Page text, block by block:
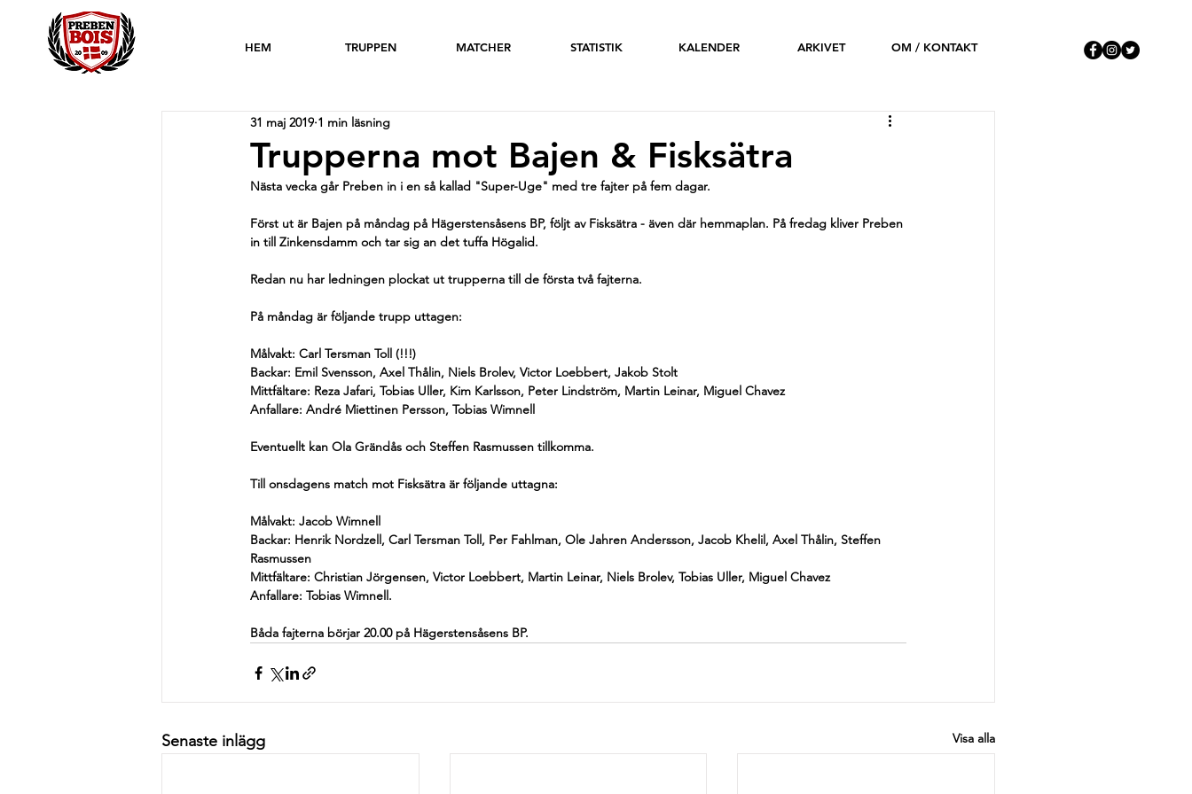
HEM TRUPPEN MATCHER STATISTIK KALENDER ARKIVET OM / KONTAKT
Trupperna mot Bajen & Fisksätra
31 maj 2019 1 min läsning
Nästa vecka går Preben in i en så kallad "Super-Uge" med tre fajter på fem dagar.
Först ut är Bajen på måndag på Hägerstensåsens BP, följt av Fisksätra - även där hemmaplan. På fredag kliver Preben
in till Zinkensdamm och tar sig an det tuffa Högalid.
Redan nu har ledningen plockat ut trupperna till de första två fajterna.
På måndag är följande trupp uttagen:
Målvakt: Carl Tersman Toll (!!!)
Backar: Emil Svensson, Axel Thålin, Niels Brolev, Victor Loebbert, Jakob Stolt
Mittfältare: Reza Jafari, Tobias Uller, Kim Karlsson, Peter Lindström, Martin Leinar, Miguel Chavez
Anfallare: André Miettinen Persson, Tobias Wimnell
Eventuellt kan Ola Grändås och Steffen Rasmussen tillkomma.
Till onsdagens match mot Fisksätra är följande uttagna:
Målvakt: Jacob Wimnell
Backar: Henrik Nordzell, Carl Tersman Toll, Per Fahlman, Ole Jahren Andersson, Jacob Khelil, Axel Thålin, Steffen
Rasmussen
Mittfältare: Christian Jörgensen, Victor Loebbert, Martin Leinar, Niels Brolev, Tobias Uller, Miguel Chavez
Anfallare: Tobias Wimnell.
Båda fajterna börjar 20.00 på Hägerstensåsens BP.
Senaste inlägg Visa alla